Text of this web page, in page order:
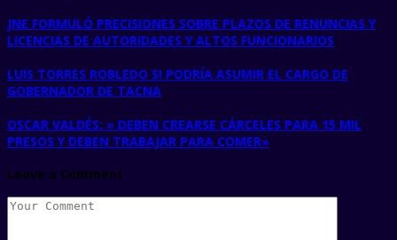
JNE FORMULÓ PRECISIONES SOBRE PLAZOS DE RENUNCIAS Y
LICENCIAS DE AUTORIDADES Y ALTOS FUNCIONARIOS
LUIS TORRES ROBLEDO SI PODRÍA ASUMIR EL CARGO DE
GOBERNADOR DE TACNA
OSCAR VALDÉS: » DEBEN CREARSE CÁRCELES PARA 15 MIL
PRESOS Y DEBEN TRABAJAR PARA COMER»
Leave a Comment